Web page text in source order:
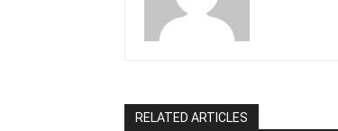
RELATED ARTICLES